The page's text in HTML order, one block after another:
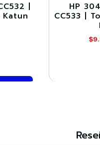
| -30%
HP
CC533 |